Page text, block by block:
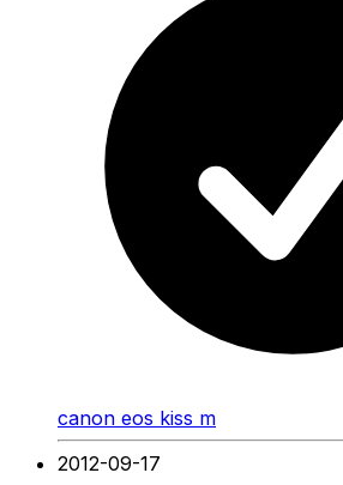
canon eos kiss m
2012-09-17